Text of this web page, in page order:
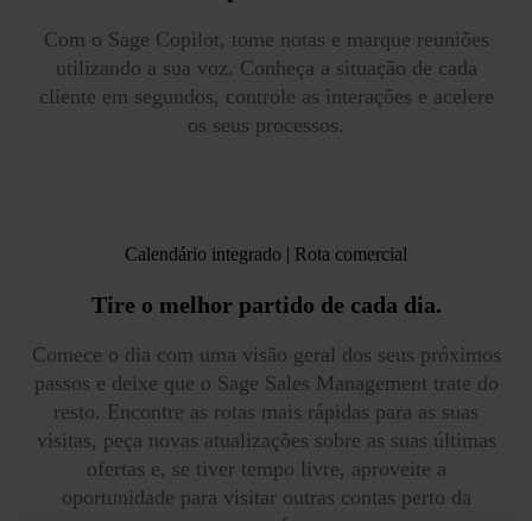
Com o Sage Copilot, tome notas e marque reuniões
utilizando a sua voz. Conheça a situação de cada
cliente em segundos, controle as interações e acelere
os seus processos.
Calendário integrado | Rota comercial
Tire o melhor partido de cada dia.
Comece o dia com uma visão geral dos seus próximos
passos e deixe que o Sage Sales Management trate do
resto. Encontre as rotas mais rápidas para as suas
visitas, peça novas atualizações sobre as suas últimas
ofertas e, se tiver tempo livre, aproveite a
oportunidade para visitar outras contas perto da